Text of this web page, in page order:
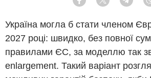
Facebook Twitter
Україна могла б стати членом
2027 році: швидко, без повної
правилами ЄС, за моделлю так
enlargement. Такий варіант